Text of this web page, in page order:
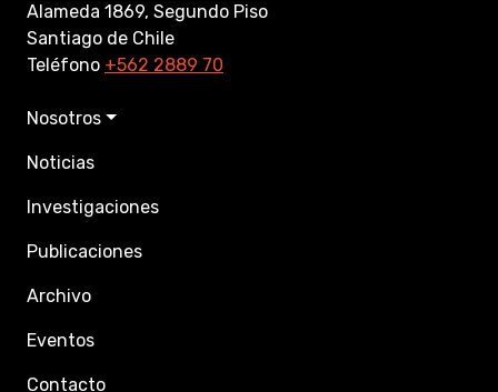
Alameda 1869, Segundo Piso
Santiago de Chile
Teléfono +562 2889 70
Nosotros
Noticias
Investigaciones
Publicaciones
Archivo
Eventos
Contacto